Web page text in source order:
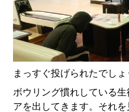
まっすぐ投げられたでしょ
ボウリング慣れしている
アを出してきます。それ